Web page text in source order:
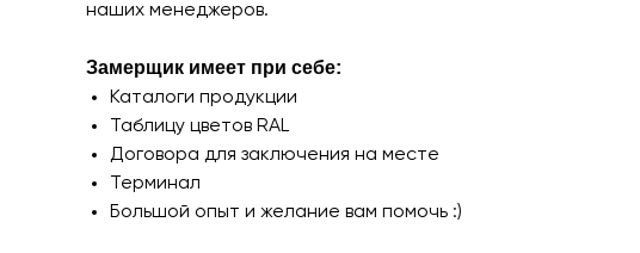
наших менеджеров.
Замерщик имеет при себе:
Каталоги продукции
Таблицу цветов RAL
Договора для заключения на месте
Терминал
Большой опыт и желание вам помочь :)